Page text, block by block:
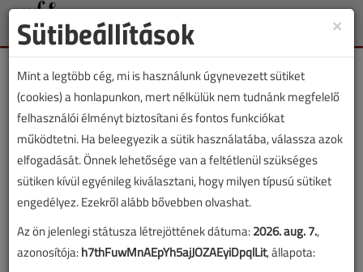
Toggle
Lapszám:
ÉVES BONTÁS
A megjelenések éves ütemezése aMédiaajánlatoldalon
található.
×
Sütibeállítások
Mint a legtöbb cég, mi is használunk úgynevezett sütiket
(cookies) a honlapunkon, mert nélkülük nem tudnánk megfelelő
felhasználói élményt biztosítani és fontos funkciókat
működtetni. Ha beleegyezik a sütik használatába, válassza azok
elfogadását. Önnek lehetősége van a feltétlenül szükséges
sütiken kívül egyénileg kiválasztani, hogy milyen típusú sütiket
engedélyez. Ezekről alább bővebben olvashat.
Az ön jelenlegi státusza létrejöttének dátuma:2026. aug. 7.,
azonosítója:h7thFuwMnAEpYh5ajJOZAEyiDpqlLit, állapota: